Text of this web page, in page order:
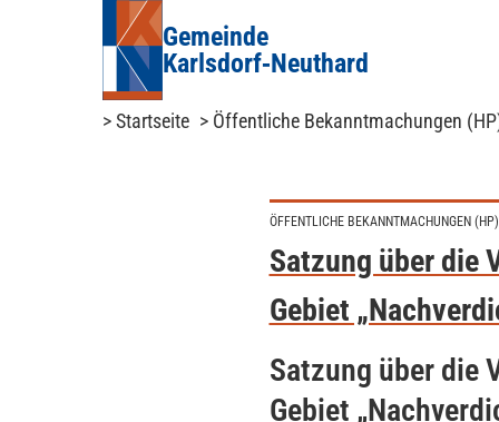
Gemeinde
Karlsdorf‑Neuthard
> Startseite > Öffentliche Bekanntmachungen
ÖFFENTLICHE BEKANNTMACHUNGEN (HP)
Satzung über die
Gebiet
Satzung über die
Gebiet